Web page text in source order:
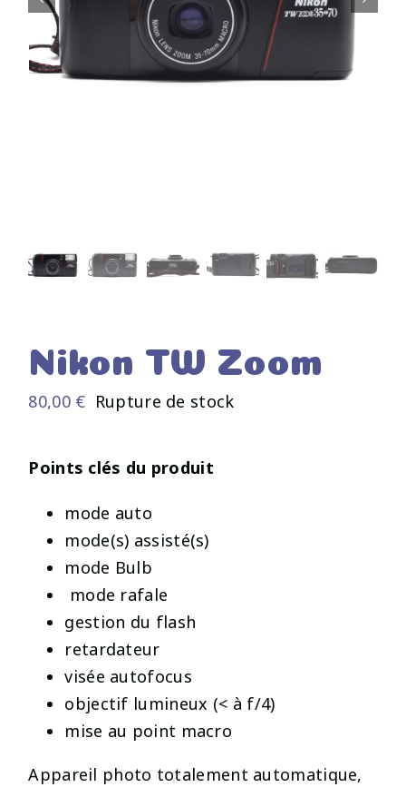
Nikon TW Zoom
80,00 € Rupture de stock
Points clés du produit
mode auto
mode(s) assisté(s)
mode Bulb
️ mode rafale
gestion du flash
retardateur
visée autofocus
objectif lumineux (< à f/4)
mise au point macro
Appareil photo totalement automatique,